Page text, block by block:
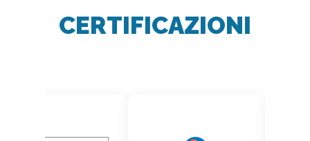
CERTIFICAZIONI